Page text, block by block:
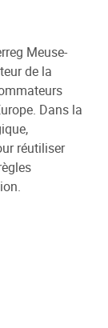
Meuse-
de la
Dans la
réutiliser